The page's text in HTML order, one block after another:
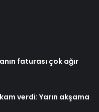
faturası çok ağır
verdi: Yarın akşama